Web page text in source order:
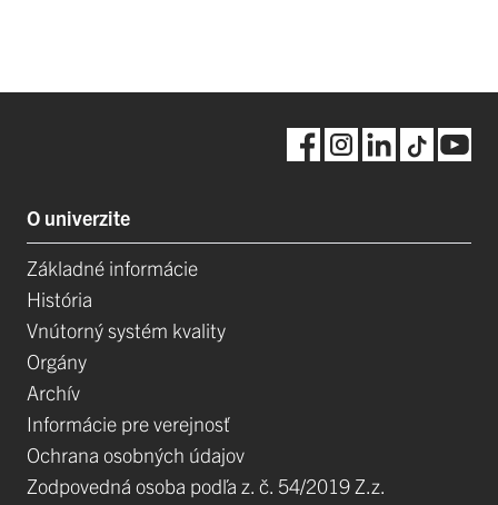
O univerzite
Základné informácie
História
Vnútorný systém kvality
Orgány
Archív
Informácie pre verejnosť
Ochrana osobných údajov
Zodpovedná osoba podľa z. č. 54/2019 Z.z.